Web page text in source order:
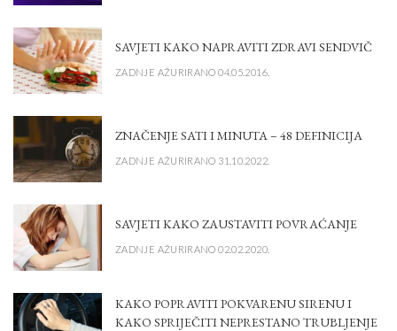
SAVJETI KAKO NAPRAVITI ZDRAVI SENDVIČ
ZADNJE AŽURIRANO 04.05.2016.
ZNAČENJE SATI I MINUTA – 48 DEFINICIJA
ZADNJE AŽURIRANO 31.10.2022.
SAVJETI KAKO ZAUSTAVITI POVRAĆANJE
ZADNJE AŽURIRANO 02.02.2020.
KAKO POPRAVITI POKVARENU SIRENU I
KAKO SPRIJEČITI NEPRESTANO TRUBLJENJE